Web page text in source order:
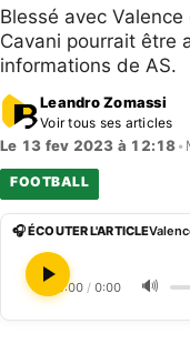
Blessé avec
Cavani pourrait être
informations de AS.
Leandro Zomassi
Voir tous ses articles
Le 13 fev 2023 à 12:18•
FOOTBALL
🎧 ÉCOUTER L'ARTICLE
0:00 / 0:00 🔊